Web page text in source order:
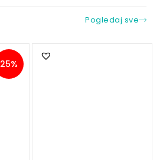
Pogledaj sve
25%